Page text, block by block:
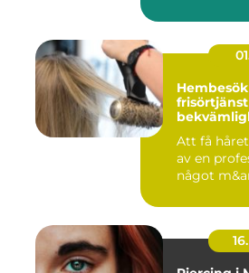
Att få
av en
något